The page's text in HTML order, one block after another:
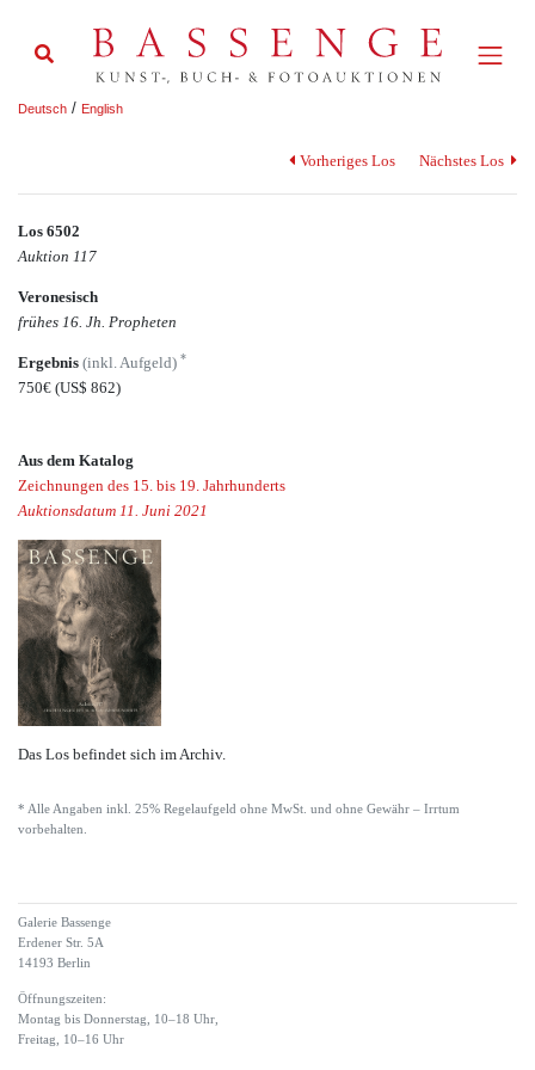
Deutsch / English
Vorheriges Los Nächstes Los
Los 6502
Auktion 117
Veronesisch
frühes 16. Jh. Propheten
Ergebnis (inkl. Aufgeld) *
750€ (US$ 862)
Aus dem Katalog
Zeichnungen des 15. bis 19. Jahrhunderts
Auktionsdatum 11. Juni 2021
Das Los befindet sich im Archiv.
* Alle Angaben inkl. 25% Regelaufgeld ohne MwSt. und ohne Gewähr – Irrtum
vorbehalten.
Galerie Bassenge
Erdener Str. 5A
14193 Berlin
Öffnungszeiten:
Montag bis Donnerstag, 10–18 Uhr,
Freitag, 10–16 Uhr